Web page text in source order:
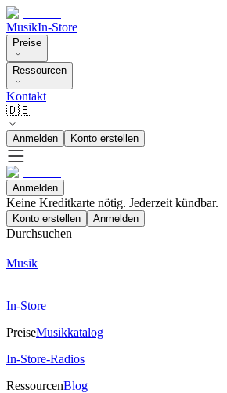
MusikIn-Store
Preise
Ressourcen
Kontakt
🇩🇪
Anmelden Konto erstellen
Anmelden
Keine Kreditkarte nötig. Jederzeit kündbar.
Konto erstellen Anmelden
Durchsuchen
Musik
In-Store
PreiseMusikkatalog
In-Store-Radios
RessourcenBlog